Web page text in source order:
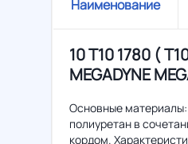
Наименование
10 T10 1780 (
MEGADYNE
Основные
полиуретан в
кордом.